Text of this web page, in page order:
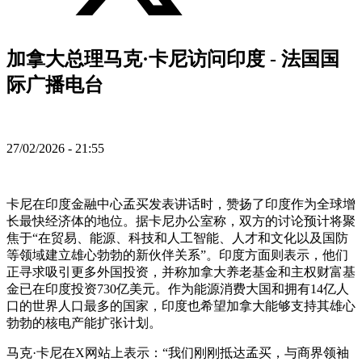
加拿大总理马克·卡尼访问印度 - 法国国
际广播电台
27/02/2026 - 21:55
卡尼在印度金融中心孟买发表讲话时，赞扬了印度作为全球增
长最快经济体的地位。据卡尼办公室称，双方的讨论预计将聚
焦于“在贸易、能源、科技和人工智能、人才和文化以及国防
等领域建立雄心勃勃的新伙伴关系”。印度方面则表示，他们
正寻求吸引更多外国投资，并称加拿大养老基金和主权财富基
金已在印度投资730亿美元。作为能源消费大国和拥有14亿人
口的世界人口最多的国家，印度也希望加拿大能够支持其雄心
勃勃的核电产能扩张计划。
马克·卡尼在X网站上表示：“我们刚刚抵达孟买，与商界领袖